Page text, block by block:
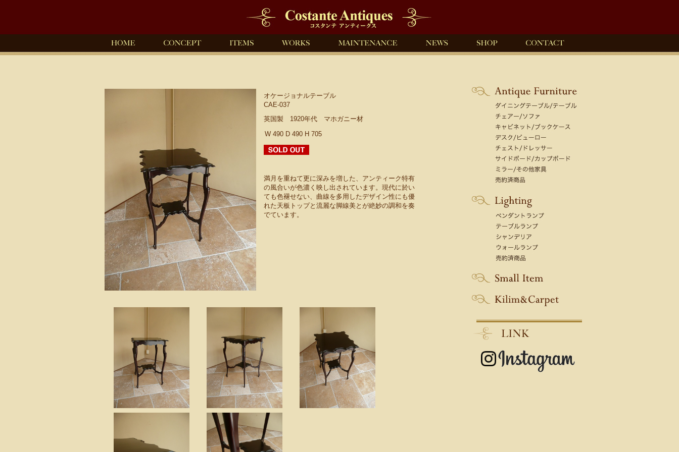
オケージョナルテーブル
CAE-037
英国製 1920年代 マホガニー材
W 490 D 490 H 705
満月を重ねて更に深みを増した、アンティーク特有
の風合いが色濃く映し出されています。現代に於い
ても色褪せない、曲線を多用したデザイン性にも優
れた天板トップと流麗な脚線美とが絶妙の調和を奏
でています。